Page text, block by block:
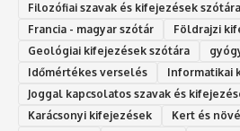
Filozófiai szavak és kifejezések szótára
Francia - magyar szótár
Földrajzi
Geológiai kifejezések szótára
Időmértékes verselés
Informatikai
Joggal kapcsolatos szavak és
Karácsonyi kifejezések
Kert és